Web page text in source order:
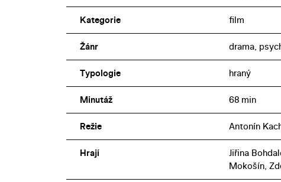
Kategorie film
Žánr drama,
Typologie hraný
Minutáž 68 min
Režie Antonín
Hrají
Jiřina
Mokošín,